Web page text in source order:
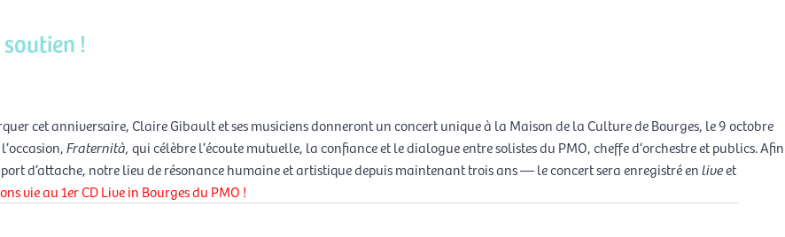
!
cet anniversaire, Claire Gibault et ses musiciens donneront un concert unique à la Maison de la Culture de Bourges, le 9 octobre
Fraternità, qui célèbre l’écoute mutuelle, la confiance et le dialogue entre solistes du PMO, cheffe d’orchestre et publics. Afin
d’attache, notre lieu de résonance humaine et artistique depuis maintenant trois ans — le concert sera enregistré enliveet
vie au 1er CD Live in Bourges du PMO !